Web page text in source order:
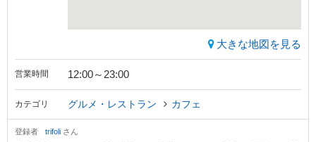
大きな地図を見る
営業時間 12:00～23:00
カテゴリ グルメ・レストラン カフェ
登録者 trifoli さん